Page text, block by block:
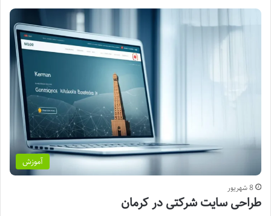
آموزش
8 شهریور
طراحی سایت شرکتی در کرمان